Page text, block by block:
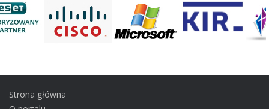
Strona główna